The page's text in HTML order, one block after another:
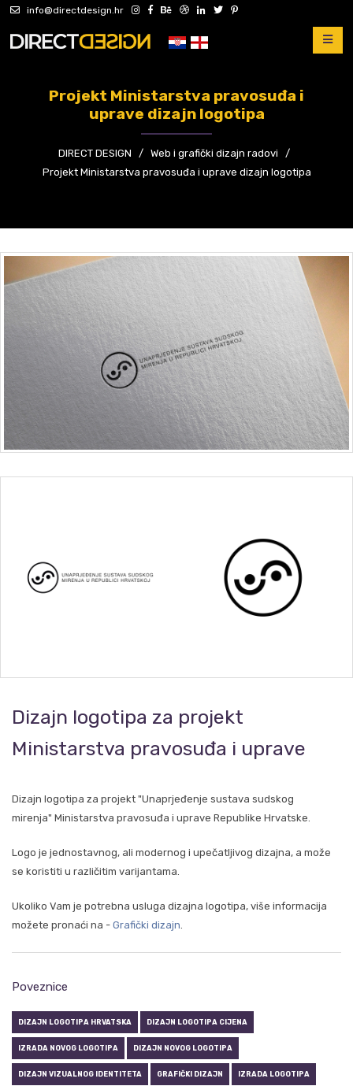
info@directdesign.hr
Projekt Ministarstva pravosuđa i
uprave dizajn logotipa
DIRECT DESIGN / Web i grafički dizajn radovi
/
Projekt Ministarstva pravosuđa i uprave dizajn logotipa
Dizajn logotipa za projekt
Ministarstva pravosuđa i uprave
Dizajn logotipa za projekt "Unaprjeđenje sustava sudskog
mirenja" Ministarstva pravosuđa i uprave Republike Hrvatske.
Logo je jednostavnog, ali modernog i upečatljivog dizajna, a može
se koristiti u različitim varijantama.
Ukoliko Vam je potrebna usluga dizajna logotipa, više informacija
možete pronaći na - Grafički dizajn
Poveznice
DIZAJN LOGOTIPA HRVATSKA DIZAJN LOGOTIPA CIJENA
IZRADA NOVOG LOGOTIPA DIZAJN NOVOG LOGOTIPA
DIZAJN VIZUALNOG IDENTITETA GRAFIČKI DIZAJN IZRADA LOGOTIPA